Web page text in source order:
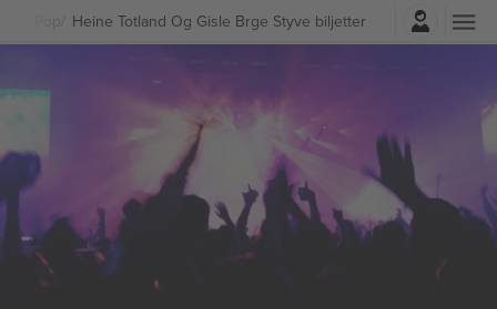
Heine Totland Og Gisle Brge Styve biljetter
Logga in